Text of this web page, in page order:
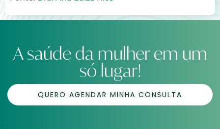
A saúde da mulher em um
só lugar!
QUERO AGENDAR MINHA CONSULTA